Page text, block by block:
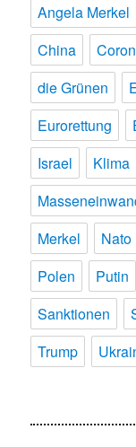
Angela Merkel
China
die Grünen
Eurorettung
Israel
Klima
Merkel
Nato
Polen
Putin
Sanktionen
Trump